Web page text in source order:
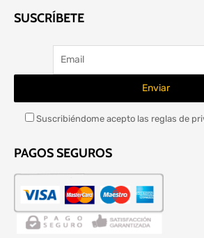
SUSCRÍBETE
Suscribiéndome acepto las reglas de
PAGOS SEGUROS